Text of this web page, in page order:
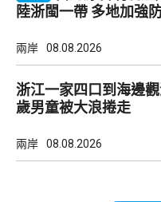
陸浙閩一帶 多地加
兩岸 08.08.2026
浙江一家四口到海邊
歲男童被大浪捲走
兩岸 08.08.2026